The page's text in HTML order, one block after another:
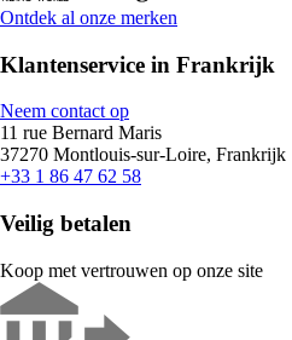
Ontdek al onze merken
Klantenservice in Frankrijk
Neem contact op
11 rue Bernard Maris
37270 Montlouis-sur-Loire, Frankrijk
+33 1 86 47 62 58
Veilig betalen
Koop met vertrouwen op onze site